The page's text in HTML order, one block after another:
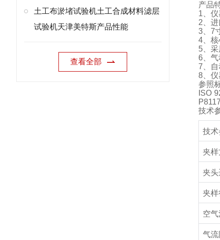
土工布淤堵试验机土工合成材料滤层
试验机天津美特斯产品性能
查看全部
产品
1 、
2 、
3
7
4 、
5 、
6 、
7 、
8 、
参照
ISO
技术
技
夹
夹
夹
空
气